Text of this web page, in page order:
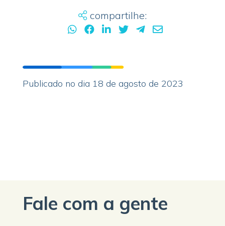
compartilhe:
Publicado no dia 18 de agosto de 2023
Fale com a gente